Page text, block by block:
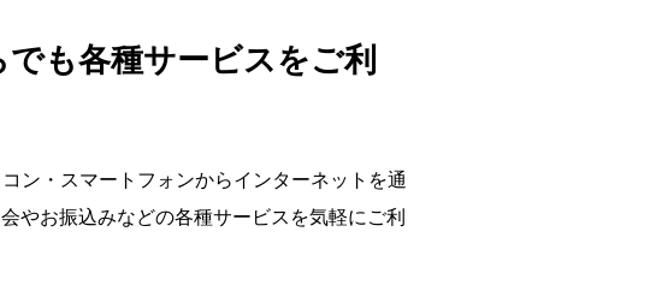
でも各種サービスをご利
ン・スマートフォンからインターネットを通
やお振込みなどの各種サービスを気軽にご利